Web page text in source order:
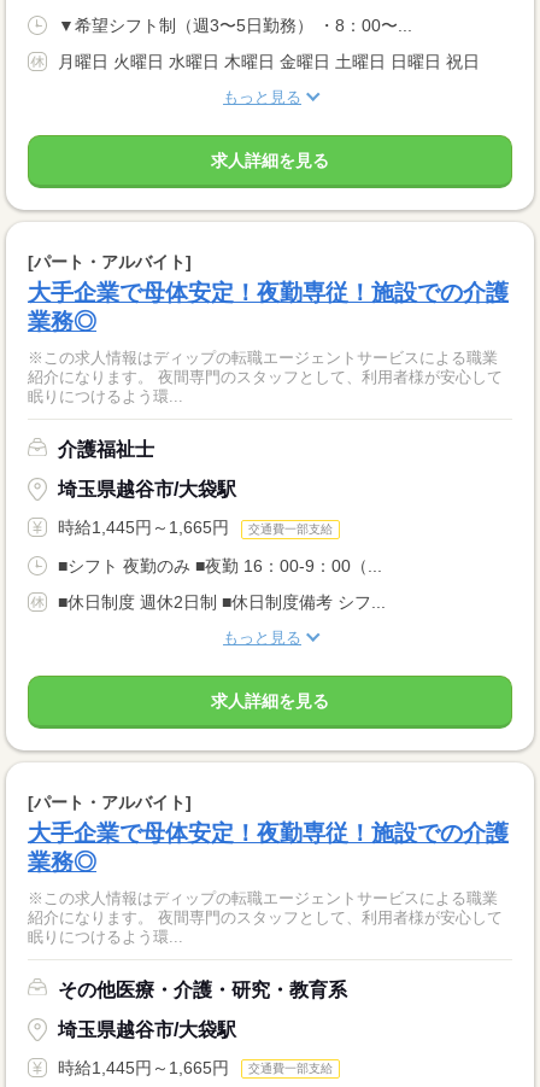
▼希望シフト制（週3〜5日勤務） ・8：00〜...
月曜日 火曜日 水曜日 木曜日 金曜日 土曜日 日曜日 祝日
もっと見る
求人詳細を見る
[パート・アルバイト]
大手企業で母体安定！夜勤専従！施設での介護
業務◎
※この求人情報はディップの転職エージェントサービスによる職業
紹介になります。 夜間専門のスタッフとして、利用者様が安心して
眠りにつけるよう環...
介護福祉士
埼玉県越谷市/大袋駅
時給1,445円～1,665円 交通費一部支給
■シフト 夜勤のみ ■夜勤 16：00-9：00（...
■休日制度 週休2日制 ■休日制度備考 シフ...
もっと見る
求人詳細を見る
[パート・アルバイト]
大手企業で母体安定！夜勤専従！施設での介護
業務◎
※この求人情報はディップの転職エージェントサービスによる職業
紹介になります。 夜間専門のスタッフとして、利用者様が安心して
眠りにつけるよう環...
その他医療・介護・研究・教育系
埼玉県越谷市/大袋駅
時給1,445円～1,665円 交通費一部支給